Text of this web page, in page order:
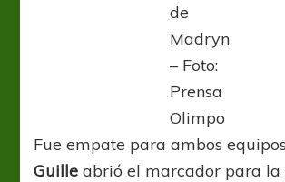
de
Madryn
– Foto:
Prensa
Olimpo
Fue empate para ambos
Guilleabrió el marcador para la